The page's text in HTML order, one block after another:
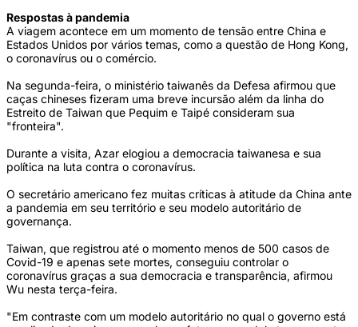
Respostas à pandemia
A viagem acontece em um momento de tensão entre China e
Estados Unidos por vários temas, como a questão de Hong Kong,
o coronavírus ou o comércio.
Na segunda-feira, o ministério taiwanês da Defesa afirmou que
caças chineses fizeram uma breve incursão além da linha do
Estreito de Taiwan que Pequim e Taipé consideram sua
"fronteira".
Durante a visita, Azar elogiou a democracia taiwanesa e sua
política na luta contra o coronavírus.
O secretário americano fez muitas críticas à atitude da China ante
a pandemia em seu território e seu modelo autoritário de
governança.
Taiwan, que registrou até o momento menos de 500 casos de
Covid-19 e apenas sete mortes, conseguiu controlar o
coronavírus graças a sua democracia e transparência, afirmou
Wu nesta terça-feira.
"Em contraste com um modelo autoritário no qual o governo está